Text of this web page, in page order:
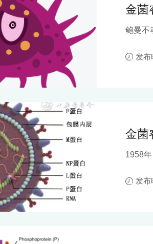
金菌
鲍曼不
感染等
发布
金菌
1958
体。发布